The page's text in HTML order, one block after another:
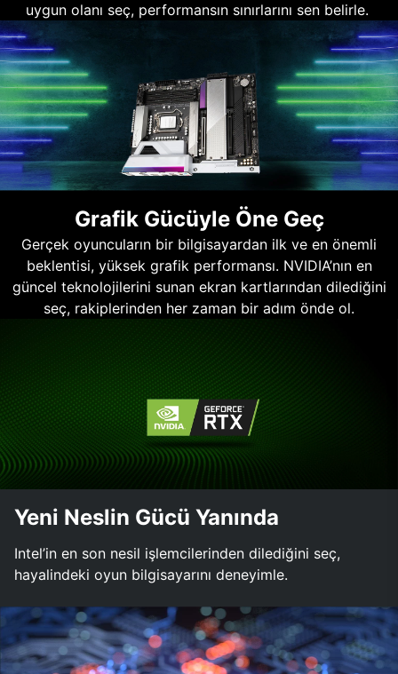
uygun olanı seç, performansın sınırlarını sen belirle.
Grafik Gücüyle Öne Geç
Gerçek oyuncuların bir bilgisayardan ilk ve en önemli
beklentisi, yüksek grafik performansı. NVIDIA’nın en
güncel teknolojilerini sunan ekran kartlarından dilediğini
seç, rakiplerinden her zaman bir adım önde ol.
Yeni Neslin Gücü Yanında
Intel’in en son nesil işlemcilerinden dilediğini seç,
hayalindeki oyun bilgisayarını deneyimle.